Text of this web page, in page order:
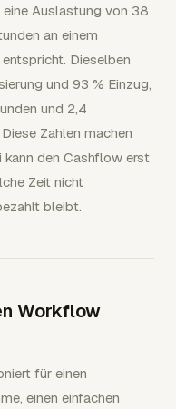
Auslastung von 38
an einem
Dieselben
und 93 % Einzug,
und 2,4
Zahlen machen
kann den Cashflow erst
Zeit nicht
bleibt.
Workflow
für einen
einen einfachen